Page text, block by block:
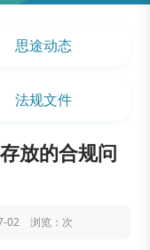
思途动态
法规文件
放的合规问
02 浏览： 次